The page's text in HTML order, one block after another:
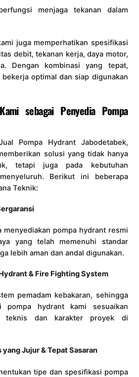
menjaga tekanan dalam
juga memperhatikan spesifikasi
debit, tekanan kerja, daya motor,
Dengan kombinasi yang tepat,
optimal dan siap digunakan
sebagai Penyedia Pompa
Pompa Hydrant Jabodetabek,
solusi yang tidak hanya
tetapi juga pada kebutuhan
Berikut ini beberapa
Teknik:
menyediakan pompa hydrant resmi
yang telah memenuhi standar
lebih aman dan andal digunakan.
& Fire Fighting System
pemadam kebakaran, sehingga
pompa hydrant kami sesuaikan
teknis dan karakter proyek di
Jujur & Tepat Sasaran
tipe dan spesifikasi pompa